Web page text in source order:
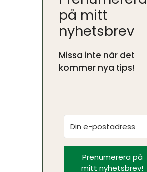
på mitt
nyhetsbrev
Missa inte när det
kommer nya tips!
Prenumerera på
mitt nyhetsbrev!